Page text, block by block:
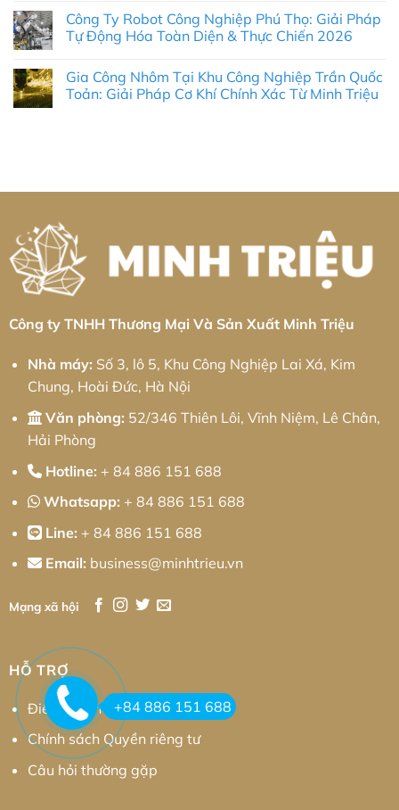
Chấn
Hưng:
Giải
pháp
Minh
Triệu
loại
tấm
Khu
công
Sơn
Lôi:
Giải
bình
luận
Nhôm
Tại
Khu
Khí
Và
Quy
Trình
Logistics
Tối
Ưu
Công Ty Robot Công Nghiệp Phú Thọ: Giải Pháp
Tự Động Hóa Toàn Diện & Thực Chiến 2026
bình
luận
Giải
Động
Hóa
Toàn
Diện
&
Thực
Chiến
Gia Công Nhôm Tại Khu Công Nghiệp Trần Quốc
Toản: Giải Pháp Cơ Khí Chính Xác Từ Minh Triệu
Nhôm
Công
Nghiệp
Trần
Quốc
Toản:
Giải
Pháp
Khí
Chính
Minh
Công ty TNHH Thương Mại Và Sản Xuất Minh Triệu
Nhà máy: Số 3, lô 5, Khu Công Nghiệp Lai Xá, Kim
Chung, Hoài Đức, Hà Nội
Văn phòng: 52/346 Thiên Lôi, Vĩnh Niệm, Lê Chân,
Hải Phòng
Hotline: + 84 886 151 688
Whatsapp: + 84 886 151 688
Line: + 84 886 151 688
Email: business@minhtrieu.vn
Mạng xã hội
HỖ TRỢ
Điều khoản sử dụng
Chính sách Quyền riêng tư
Câu hỏi thường gặp
+84 886 151 688